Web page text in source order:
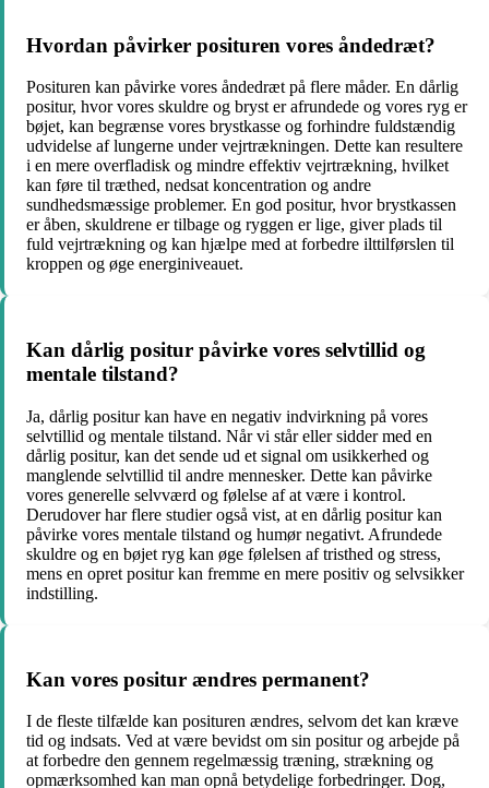
Hvordan påvirker posituren vores åndedræt?
Posituren kan påvirke vores åndedræt på flere måder. En dårlig
positur, hvor vores skuldre og bryst er afrundede og vores ryg er
bøjet, kan begrænse vores brystkasse og forhindre fuldstændig
udvidelse af lungerne under vejrtrækningen. Dette kan resultere
i en mere overfladisk og mindre effektiv vejrtrækning, hvilket
kan føre til træthed, nedsat koncentration og andre
sundhedsmæssige problemer. En god positur, hvor brystkassen
er åben, skuldrene er tilbage og ryggen er lige, giver plads til
fuld vejrtrækning og kan hjælpe med at forbedre ilttilførslen til
kroppen og øge energiniveauet.
Kan dårlig positur påvirke vores selvtillid og
mentale tilstand?
Ja, dårlig positur kan have en negativ indvirkning på vores
selvtillid og mentale tilstand. Når vi står eller sidder med en
dårlig positur, kan det sende ud et signal om usikkerhed og
manglende selvtillid til andre mennesker. Dette kan påvirke
vores generelle selvværd og følelse af at være i kontrol.
Derudover har flere studier også vist, at en dårlig positur kan
påvirke vores mentale tilstand og humør negativt. Afrundede
skuldre og en bøjet ryg kan øge følelsen af ​​tristhed og stress,
mens en opret positur kan fremme en mere positiv og selvsikker
indstilling.
Kan vores positur ændres permanent?
I de fleste tilfælde kan posituren ændres, selvom det kan kræve
tid og indsats. Ved at være bevidst om sin positur og arbejde på
at forbedre den gennem regelmæssig træning, strækning og
opmærksomhed kan man opnå betydelige forbedringer. Dog,